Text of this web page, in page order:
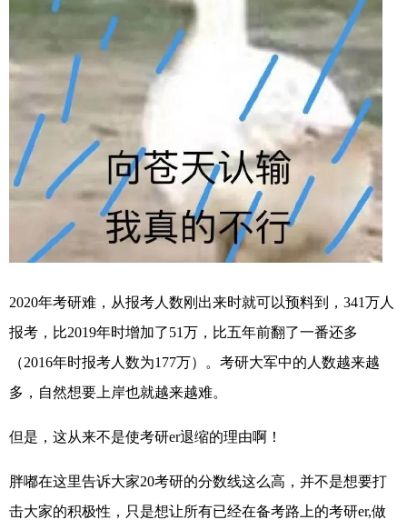
2020年考研难，从报考人数刚出来时就可以预料到，341万人
报考，比2019年时增加了51万，比五年前翻了一番还多
（2016年时报考人数为177万）。考研大军中的人数越来越
多，自然想要上岸也就越来越难。
但是，这从来不是使考研er退缩的理由啊！
胖嘟在这里告诉大家20考研的分数线这么高，并不是想要打
击大家的积极性，只是想让所有已经在备考路上的考研er,做